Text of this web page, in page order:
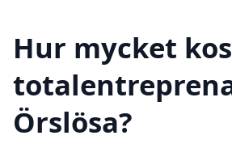
Hur mycket
Örslösa?